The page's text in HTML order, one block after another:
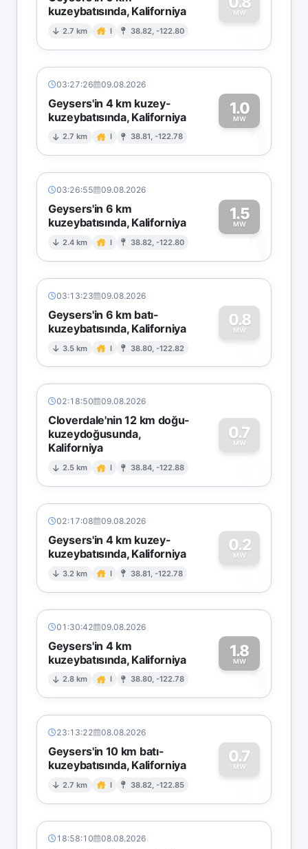
kuzeybatısında, Kaliforniya
2.7 km I 38.82, -122.80
MW
0
03:27:26 09.08.2026
Geysers'in 4 km kuzey-
kuzeybatısında, Kaliforniya
2.7 km I 38.81, -122.78
1.0
MW1
03:26:55 09.08.2026
Geysers'in 6 km
kuzeybatısında, Kaliforniya
2.4 km I 38.82, -122.80
1.5
MW1
03:13:23 09.08.2026
Geysers'in 6 km batı-
kuzeybatısında, Kaliforniya
3.5 km I 38.80, -122.82
0.8
MW
0
02:18:50 09.08.2026
Cloverdale'nin 12 km doğu-
kuzeydoğusunda,
Kaliforniya
2.5 km I 38.84, -122.88
0.7
MW
0
02:17:08 09.08.2026
Geysers'in 4 km kuzey-
kuzeybatısında, Kaliforniya
3.2 km I 38.81, -122.78
0.2
MW
0
01:30:42 09.08.2026
Geysers'in 4 km
kuzeybatısında, Kaliforniya
2.8 km I 38.80, -122.78
1.8
MW1
23:13:22 08.08.2026
Geysers'in 10 km batı-
kuzeybatısında, Kaliforniya
2.7 km I 38.82, -122.85
0.7
MW
0
18:58:10 08.08.2026